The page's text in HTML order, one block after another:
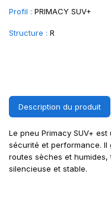
Profil : PRIMACY SUV+
Structure : R
Description du produit
Le pneu Primacy SUV+
sécurité et performance.
routes sèches et
silencieuse et stable.